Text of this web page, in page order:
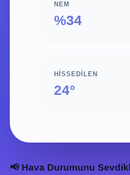
NEM
%34
HISSEDILEN
24°
📢 Hava Durumunu